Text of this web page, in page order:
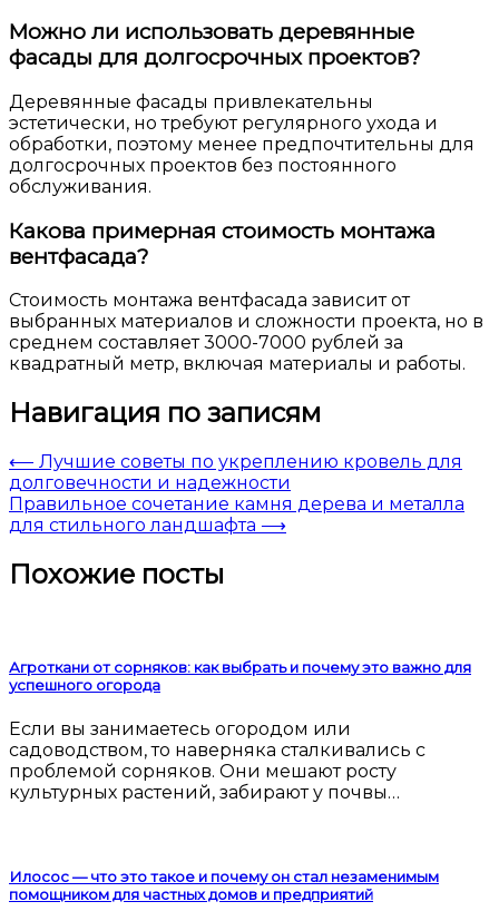
Можно ли использовать деревянные
фасады для долгосрочных проектов?
Деревянные фасады привлекательны
эстетически, но требуют регулярного ухода и
обработки, поэтому менее предпочтительны для
долгосрочных проектов без постоянного
обслуживания.
Какова примерная стоимость монтажа
вентфасада?
Стоимость монтажа вентфасада зависит от
выбранных материалов и сложности проекта, но в
среднем составляет 3000-7000 рублей за
квадратный метр, включая материалы и работы.
Навигация по записям
⟵ Лучшие советы по укреплению кровель для
долговечности и надежности
Правильное сочетание камня дерева и металла
для стильного ландшафта ⟶
Похожие посты
Агроткани от сорняков: как выбрать и почему это важно для
успешного огорода
Если вы занимаетесь огородом или
садоводством, то наверняка сталкивались с
проблемой сорняков. Они мешают росту
культурных растений, забирают у почвы…
Илосос — что это такое и почему он стал незаменимым
помощником для частных домов и предприятий